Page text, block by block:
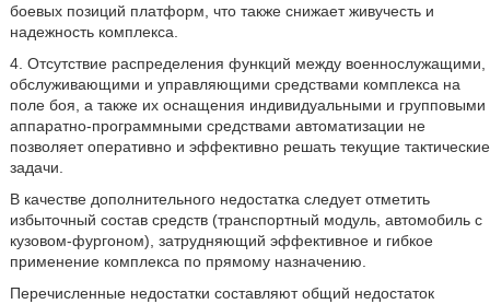
боевых позиций платформ, что также снижает живучесть и
надежность комплекса.
4. Отсутствие распределения функций между военнослужащими,
обслуживающими и управляющими средствами комплекса на
поле боя, а также их оснащения индивидуальными и групповыми
аппаратно-программными средствами автоматизации не
позволяет оперативно и эффективно решать текущие тактические
задачи.
В качестве дополнительного недостатка следует отметить
избыточный состав средств (транспортный модуль, автомобиль с
кузовом-фургоном), затрудняющий эффективное и гибкое
применение комплекса по прямому назначению.
Перечисленные недостатки составляют общий недостаток